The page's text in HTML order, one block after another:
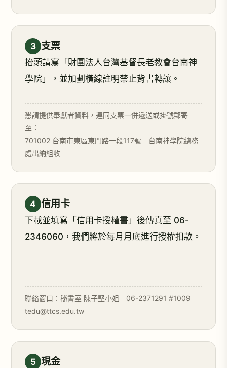
3 支票
抬頭請寫「財團法人台灣基督長老教會台南神
學院」，並加劃橫線註明禁止背書轉讓。
懇請提供奉獻者資料，連同支票一併遞送或掛號郵寄
至：
701002 台南市東區東門路一段117號 台南神學院總務
處出納組收
4 信用卡
下載並填寫「信用卡授權書」後傳真至 06-
2346060，我們將於每月月底進行授權扣款。
聯絡窗口：秘書室 陳子堅小姐 06-2371291 #1009
tedu@ttcs.edu.tw
5 現金